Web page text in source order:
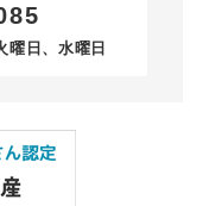
日、水曜日